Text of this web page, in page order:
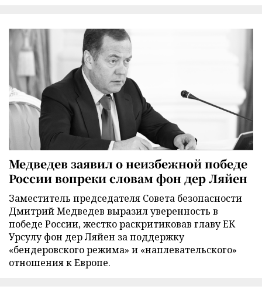
Медведев заявил о неизбежной победе
России вопреки словам фон дер Ляйен
Заместитель председателя Совета безопасности
Дмитрий Медведев выразил уверенность в
победе России, жестко раскритиковав главу ЕК
Урсулу фон дер Ляйен за поддержку
«бендеровского режима» и «наплевательского»
отношения к Европе.